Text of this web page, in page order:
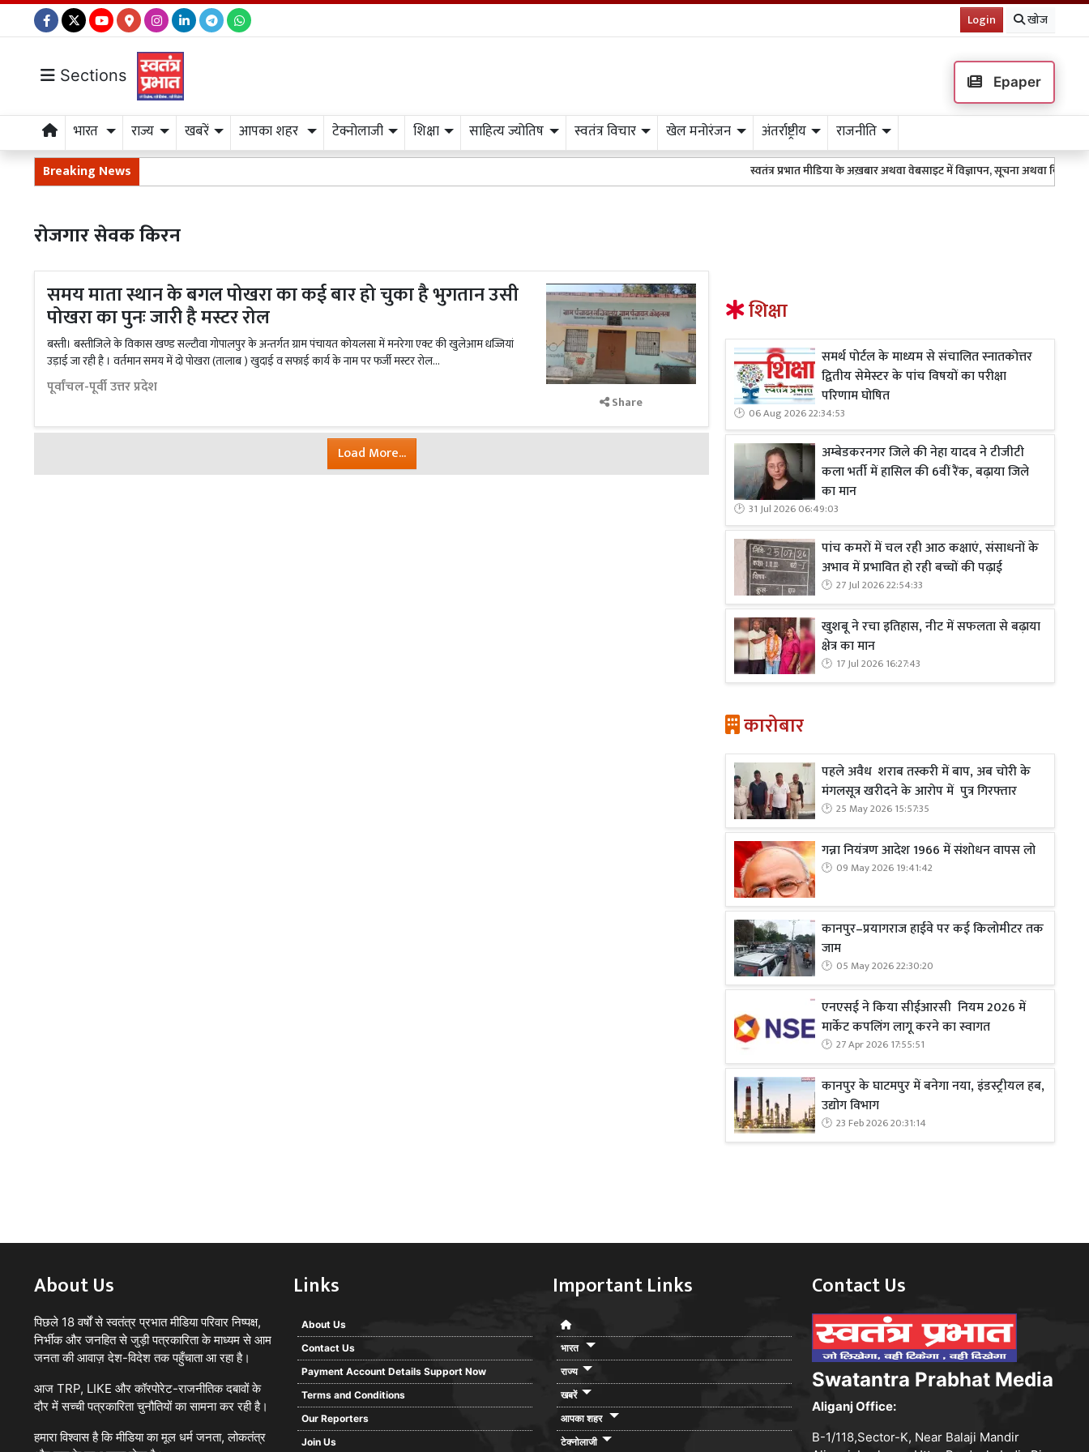
Login खोज
Sections Epaper
भारत राज्य खबरें आपका शहर टेक्नोलाजी शिक्षा साहित्य ज्योतिष स्वतंत्र विचार खेल मनोरंजन अंतर्राष्ट्रीय राजनीति
Breaking News स्वतंत्र प्रभात मीडिया के अख़बार अथवा वेबसाइट में विज्ञापन, सूचना अथवा किसी भी
रोजगार सेवक किरन
समय माता स्थान के बगल पोखरा का कई बार हो चुका है भुगतान उसी
पोखरा का पुनः जारी है मस्टर रोल
बस्ती। बस्तीजिले के विकास खण्ड सल्टौवा गोपालपुर के अन्तर्गत ग्राम पंचायत कोयलसा में मनरेगा एक्ट की खुलेआम धज्जियां
उड़ाई जा रही है । वर्तमान समय में दो पोखरा (तालाब ) खुदाई व सफाई कार्य के नाम पर फर्जी मस्टर रोल...
पूर्वांचल-पूर्वी उत्तर प्रदेश
Share
Load More...
शिक्षा
समर्थ पोर्टल के माध्यम से संचालित स्नातकोत्तर
द्वितीय सेमेस्टर के पांच विषयों का परीक्षा
परिणाम घोषित
06 Aug 2026 22:34:53
अम्बेडकरनगर जिले की नेहा यादव ने टीजीटी
कला भर्ती में हासिल की 6वीं रैंक, बढ़ाया जिले
का मान
31 Jul 2026 06:49:03
पांच कमरों में चल रही आठ कक्षाएं, संसाधनों के
अभाव में प्रभावित हो रही बच्चों की पढ़ाई
27 Jul 2026 22:54:33
खुशबू ने रचा इतिहास, नीट में सफलता से बढ़ाया
क्षेत्र का मान
17 Jul 2026 16:27:43
कारोबार
पहले अवैध शराब तस्करी में बाप, अब चोरी के
मंगलसूत्र खरीदने के आरोप में पुत्र गिरफ्तार
25 May 2026 15:57:35
गन्ना नियंत्रण आदेश 1966 में संशोधन वापस लो
09 May 2026 19:41:42
कानपुर–प्रयागराज हाईवे पर कई किलोमीटर तक
जाम
05 May 2026 22:30:20
एनएसई ने किया सीईआरसी नियम 2026 में
मार्केट कपलिंग लागू करने का स्वागत
27 Apr 2026 17:55:51
कानपुर के घाटमपुर में बनेगा नया, इंडस्ट्रीयल हब,
उद्योग विभाग
23 Feb 2026 20:31:14
About Us
पिछले 18 वर्षों से स्वतंत्र प्रभात मीडिया परिवार निष्पक्ष,
निर्भीक और जनहित से जुड़ी पत्रकारिता के माध्यम से आम
जनता की आवाज़ देश-विदेश तक पहुँचाता आ रहा है।
आज TRP, LIKE और कॉरपोरेट-राजनीतिक दबावों के
दौर में सच्ची पत्रकारिता चुनौतियों का सामना कर रही है।
हमारा विश्वास है कि मीडिया का मूल धर्म जनता, लोकतंत्र
Links
About Us
Contact Us
Payment Account Details Support Now
Terms and Conditions
Our Reporters
Join Us
Important Links
भारत
राज्य
खबरें
आपका शहर
टेक्नोलाजी
Contact Us
Swatantra Prabhat Media
Aliganj Office:
B-1/118,Sector-K, Near Balaji Mandir